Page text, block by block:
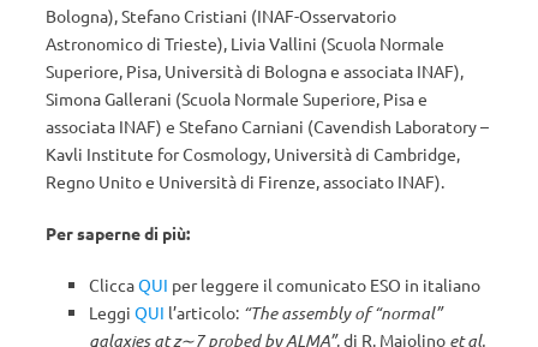
Bologna), Stefano Cristiani (INAF-Osservatorio
Astronomico di Trieste), Livia Vallini (Scuola Normale
Superiore, Pisa, Università di Bologna e associata INAF),
Simona Gallerani (Scuola Normale Superiore, Pisa e
associata INAF) e Stefano Carniani (Cavendish Laboratory –
Kavli Institute for Cosmology, Università di Cambridge,
Regno Unito e Università di Firenze, associato INAF).
Per saperne di più:
CliccaQUI per leggere il comunicato ESO in italiano
Leggi QUI l’articolo: “The assembly of “normal”
galaxies at z∼7 probed by ALMA”, di R. Maiolino et al.